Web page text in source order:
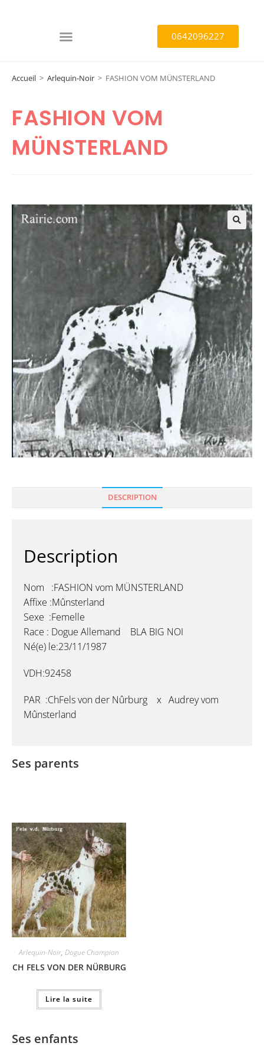
0642096227
Accueil > Arlequin-Noir > FASHION VOM MÜNSTERLAND
FASHION VOM
MÜNSTERLAND
DESCRIPTION
Description
Nom :FASHION vom MÜNSTERLAND
Affixe :Mûnsterland
Sexe :Femelle
Race : Dogue Allemand BLA BIG NOI
Né(e) le:23/11/1987
VDH:92458
PAR :ChFels von der Nûrburg x Audrey vom
Mûnsterland
Ses parents
Arlequin-Noir, Dogue Champion
CH FELS VON DER NÜRBURG
Lire la suite
Ses enfants